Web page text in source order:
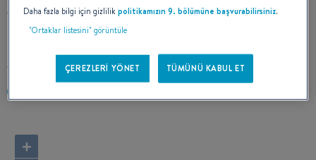
1448-5, Kamiyamaguchi Hayama, Miura
240-0115 KANAGAWA
Rotayı hesapla
+
Daha fazla bilgi için gizlilikpolitikamızın 9. bölümüne başvurabilirsiniz.
"Ortaklar listesini" görüntüle
ÇEREZLERİ YÖNET TÜMÜNÜ KABUL ET